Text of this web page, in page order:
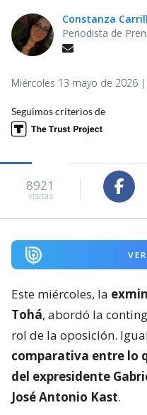
Constanza
Periodista de
Miércoles 13 mayo de 2026
Seguimos criterios de
8921
visitas
Este miércoles, la
Tohá, abordó la
rol de la oposición.
comparativa entre lo
del expresidente
José Antonio Kast.